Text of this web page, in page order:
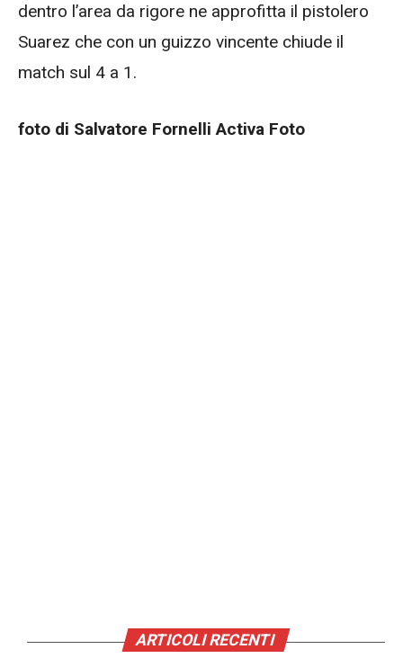
dentro l’area da rigore ne approfitta il pistolero
Suarez che con un guizzo vincente chiude il
match sul 4 a 1.
foto di Salvatore Fornelli Activa Foto
ARTICOLI RECENTI